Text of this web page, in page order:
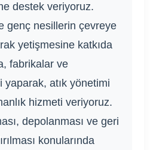
destek veriyoruz.
genç nesillerin çevreye
yetişmesine katkıda
fabrikalar ve
atık yönetimi
hizmeti veriyoruz.
depolanması ve geri
konularında